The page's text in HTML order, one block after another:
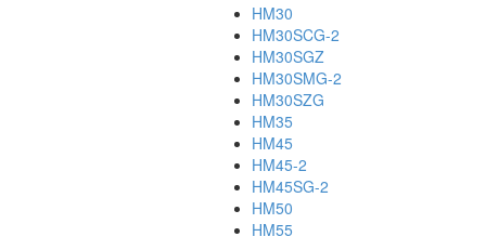
HM30
HM30SCG-2
HM30SGZ
HM30SMG-2
HM30SZG
HM35
HM45
HM45-2
HM45SG-2
HM50
HM55